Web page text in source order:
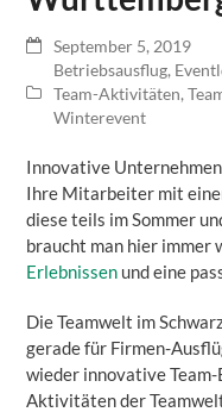
September 5, 2019
Betriebsausflug,
Team-Aktivitäten,
Winterevent
Innovative
Ihre Mitarbeiter mit
diese teils im Sommer
braucht man hier immer
Erlebnissen und eine
Die Teamwelt im
gerade für Firmen-
wieder innovative
Aktivitäten der